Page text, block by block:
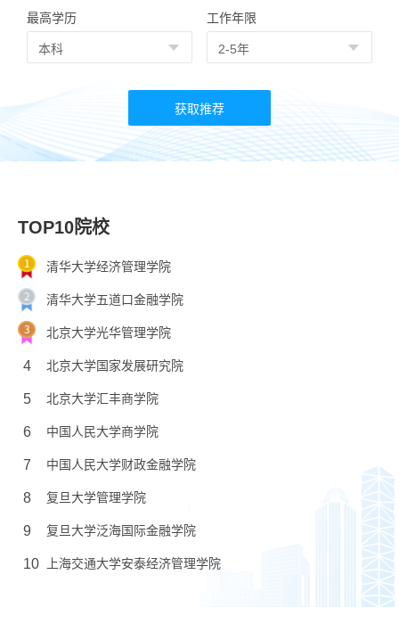
最高学历 工作年限
TOP10院校
清华大学经济管理学院
清华大学五道口金融学院
北京大学光华管理学院
4 北京大学国家发展研究院
5 北京大学汇丰商学院
6 中国人民大学商学院
7 中国人民大学财政金融学院
8 复旦大学管理学院
9 复旦大学泛海国际金融学院
10 上海交通大学安泰经济管理学院